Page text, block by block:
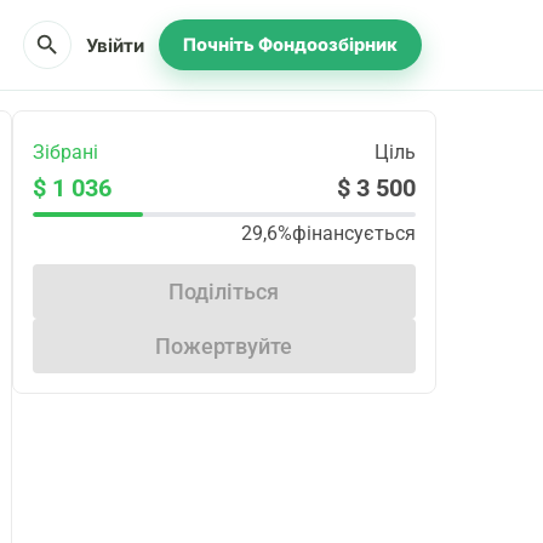
search Увійти Почніть Фондоозбірник
Зібрані Ціль
$ 1 036 $ 3 500
29,6%фінансується
Поділіться
Пожертвуйте